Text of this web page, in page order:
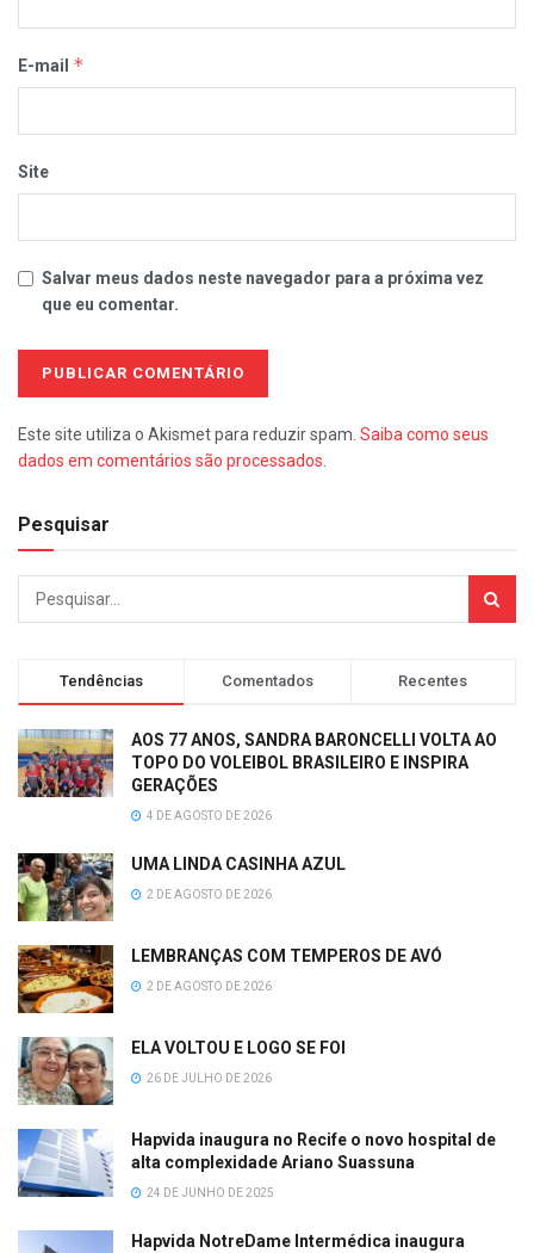
E-mail *
Site
Salvar meus dados neste navegador para a próxima vez
que eu comentar.
Este site utiliza o Akismet para reduzir spam. Saiba como seus
dados em comentários são processados
Pesquisar
Tendências Comentados Recentes
AOS 77 ANOS, SANDRA BARONCELLI VOLTA AO
TOPO DO VOLEIBOL BRASILEIRO E INSPIRA
GERAÇÕES
4 DE AGOSTO DE 2026
UMA LINDA CASINHA AZUL
2 DE AGOSTO DE 2026
LEMBRANÇAS COM TEMPEROS DE AVÓ
2 DE AGOSTO DE 2026
ELA VOLTOU E LOGO SE FOI
26 DE JULHO DE 2026
Hapvida inaugura no Recife o novo hospital de
alta complexidade Ariano Suassuna
24 DE JUNHO DE 2025
Hapvida NotreDame Intermédica inaugura